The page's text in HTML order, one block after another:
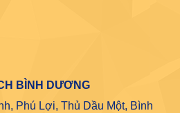
BÌNH DƯƠNG
Phú Lợi, Thủ Dầu Một, Bình